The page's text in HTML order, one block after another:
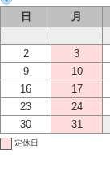
日
月
2
3
9
10
16
17
23
24
30
31
定休日